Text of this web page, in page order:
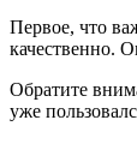
Первое, что
качественно.
Обратите
уже